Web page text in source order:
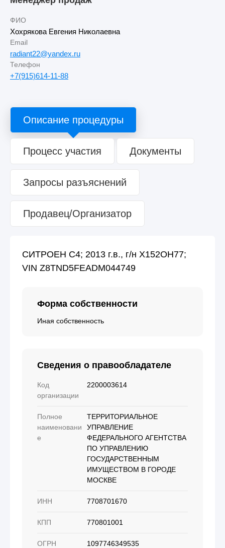
ФИО
Хохрякова Евгения Николаевна
Email
radiant22@yandex.ru
Телефон
+7(915)614-11-88
Описание процедуры
Процесс участия Документы
Запросы разъяснений
Продавец/Организатор
СИТРОЕН С4; 2013 г.в., г/н Х152ОН77;
VIN Z8TND5FEADM044749
Форма собственности
Иная собственность
Сведения о правообладателе
Код
организации
2200003614
Полное
наименовани
е
ТЕРРИТОРИАЛЬНОЕ
УПРАВЛЕНИЕ
ФЕДЕРАЛЬНОГО АГЕНТСТВА
ПО УПРАВЛЕНИЮ
ГОСУДАРСТВЕННЫМ
ИМУЩЕСТВОМ В ГОРОДЕ
МОСКВЕ
ИНН 7708701670
КПП 770801001
ОГРН 1097746349535